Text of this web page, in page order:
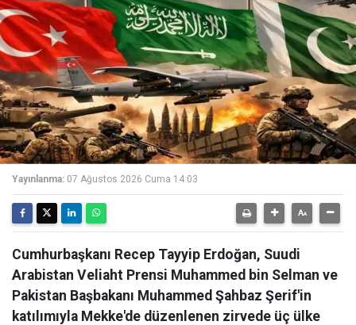
Yayınlanma: 07 Ağustos 2026 Cuma 14:03
Cumhurbaşkanı Recep Tayyip Erdoğan, Suudi
Arabistan Veliaht Prensi Muhammed bin Selman ve
Pakistan Başbakanı Muhammed Şahbaz Şerif'in
katılımıyla Mekke'de düzenlenen zirvede üç ülke